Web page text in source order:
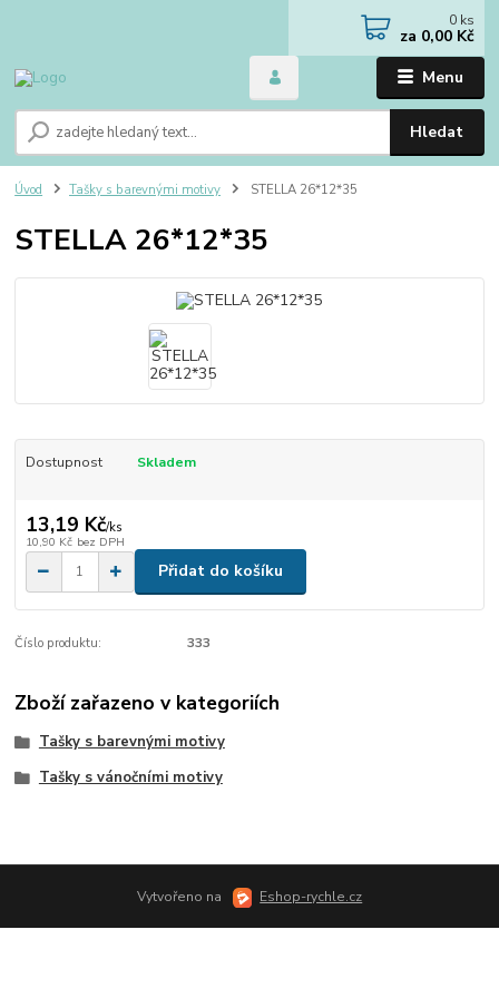
Menu
Hledat
0 ks
za 0,00 Kč
Úvod Tašky s barevnými motivy STELLA 26*12*35
STELLA 26*12*35
Dostupnost Skladem
13,19 Kč/ks
10,90 Kč bez DPH
Přidat do košíku
Číslo produktu: 333
Zboží zařazeno v kategoriích
Tašky s barevnými motivy
Tašky s vánočními motivy
Vytvořeno na Eshop-rychle.cz